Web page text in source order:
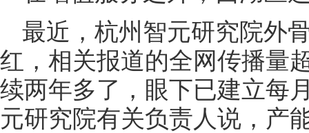
最近，杭州智元研究院外
红，相关报道的全网传播量
续两年多了，眼下已建立每
元研究院有关负责人说，产